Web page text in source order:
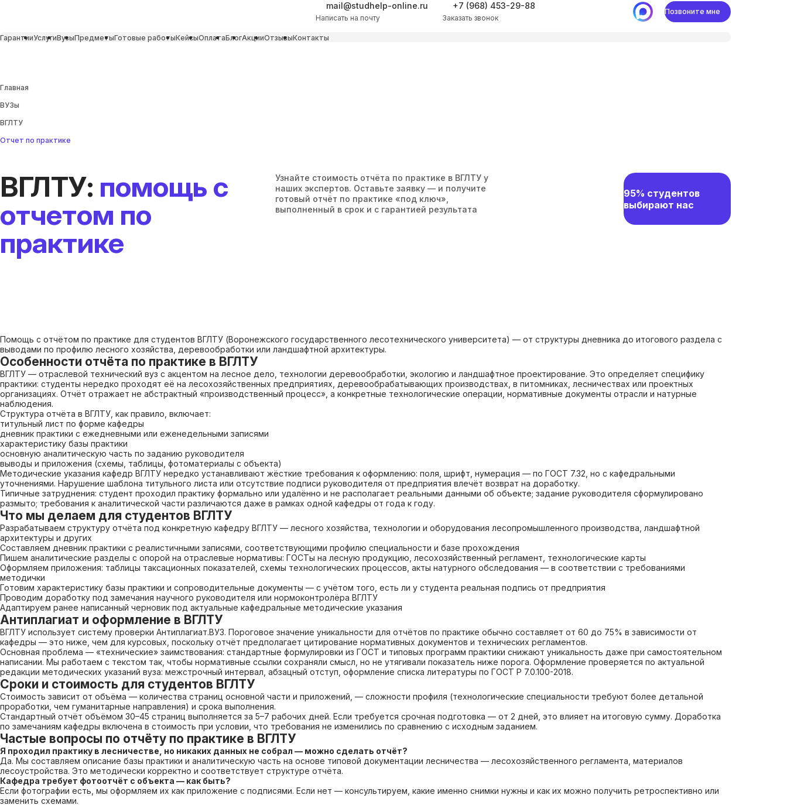
mail@studhelp-online.ru
Написать на почту
+7 (968) 453-29-88
Заказать звонок
Позвоните мне
ГарантииУслугиВузыПредметыГотовые работыКейсыОплатаБлогАкцииОтзывыКонтакты
Главная
ВУЗы
ВГЛТУ
Отчет по практике
ВГЛТУ: помощь с
отчетом по
практике
Узнайте стоимость отчёта по практике в ВГЛТУ у
наших экспертов. Оставьте заявку — и получите
готовый отчёт по практике «под ключ»,
выполненный в срок и с гарантией результата
95% студентов
выбирают нас
Помощь с отчётом по практике для студентов ВГЛТУ (Воронежского государственного лесотехнического университета) — от структуры дневника до итогового раздела с
выводами по профилю лесного хозяйства, деревообработки или ландшафтной архитектуры.
Особенности отчёта по практике в ВГЛТУ
ВГЛТУ — отраслевой технический вуз с акцентом на лесное дело, технологии деревообработки, экологию и ландшафтное проектирование. Это определяет специфику
практики: студенты нередко проходят её на лесохозяйственных предприятиях, деревообрабатывающих производствах, в питомниках, лесничествах или проектных
организациях. Отчёт отражает не абстрактный «производственный процесс», а конкретные технологические операции, нормативные документы отрасли и натурные
наблюдения.
Структура отчёта в ВГЛТУ, как правило, включает:
титульный лист по форме кафедры
дневник практики с ежедневными или еженедельными записями
характеристику базы практики
основную аналитическую часть по заданию руководителя
выводы и приложения (схемы, таблицы, фотоматериалы с объекта)
Методические указания кафедр ВГЛТУ нередко устанавливают жёсткие требования к оформлению: поля, шрифт, нумерация — по ГОСТ 7.32, но с кафедральными
уточнениями. Нарушение шаблона титульного листа или отсутствие подписи руководителя от предприятия влечёт возврат на доработку.
Типичные затруднения: студент проходил практику формально или удалённо и не располагает реальными данными об объекте; задание руководителя сформулировано
размыто; требования к аналитической части различаются даже в рамках одной кафедры от года к году.
Что мы делаем для студентов ВГЛТУ
Разрабатываем структуру отчёта под конкретную кафедру ВГЛТУ — лесного хозяйства, технологии и оборудования лесопромышленного производства, ландшафтной
архитектуры и других
Составляем дневник практики с реалистичными записями, соответствующими профилю специальности и базе прохождения
Пишем аналитические разделы с опорой на отраслевые нормативы: ГОСТы на лесную продукцию, лесохозяйственный регламент, технологические карты
Оформляем приложения: таблицы таксационных показателей, схемы технологических процессов, акты натурного обследования — в соответствии с требованиями
методички
Готовим характеристику базы практики и сопроводительные документы — с учётом того, есть ли у студента реальная подпись от предприятия
Проводим доработку под замечания научного руководителя или нормоконтролёра ВГЛТУ
Адаптируем ранее написанный черновик под актуальные кафедральные методические указания
Антиплагиат и оформление в ВГЛТУ
ВГЛТУ использует систему проверки Антиплагиат.ВУЗ. Пороговое значение уникальности для отчётов по практике обычно составляет от 60 до 75% в зависимости от
кафедры — это ниже, чем для курсовых, поскольку отчёт предполагает цитирование нормативных документов и технических регламентов.
Основная проблема — «технические» заимствования: стандартные формулировки из ГОСТ и типовых программ практики снижают уникальность даже при самостоятельном
написании. Мы работаем с текстом так, чтобы нормативные ссылки сохраняли смысл, но не утягивали показатель ниже порога. Оформление проверяется по актуальной
редакции методических указаний вуза: межстрочный интервал, абзацный отступ, оформление списка литературы по ГОСТ Р 7.0.100-2018.
Сроки и стоимость для студентов ВГЛТУ
Стоимость зависит от объёма — количества страниц основной части и приложений, — сложности профиля (технологические специальности требуют более детальной
проработки, чем гуманитарные направления) и срока выполнения.
Стандартный отчёт объёмом 30–45 страниц выполняется за 5–7 рабочих дней. Если требуется срочная подготовка — от 2 дней, это влияет на итоговую сумму. Доработка
по замечаниям кафедры включена в стоимость при условии, что требования не изменились по сравнению с исходным заданием.
Частые вопросы по отчёту по практике в ВГЛТУ
Я проходил практику в лесничестве, но никаких данных не собрал — можно сделать отчёт?
Да. Мы составляем описание базы практики и аналитическую часть на основе типовой документации лесничества — лесохозяйственного регламента, материалов
лесоустройства. Это методически корректно и соответствует структуре отчёта.
Кафедра требует фотоотчёт с объекта — как быть?
Если фотографии есть, мы оформляем их как приложение с подписями. Если нет — консультируем, какие именно снимки нужны и как их можно получить ретроспективно или
заменить схемами.